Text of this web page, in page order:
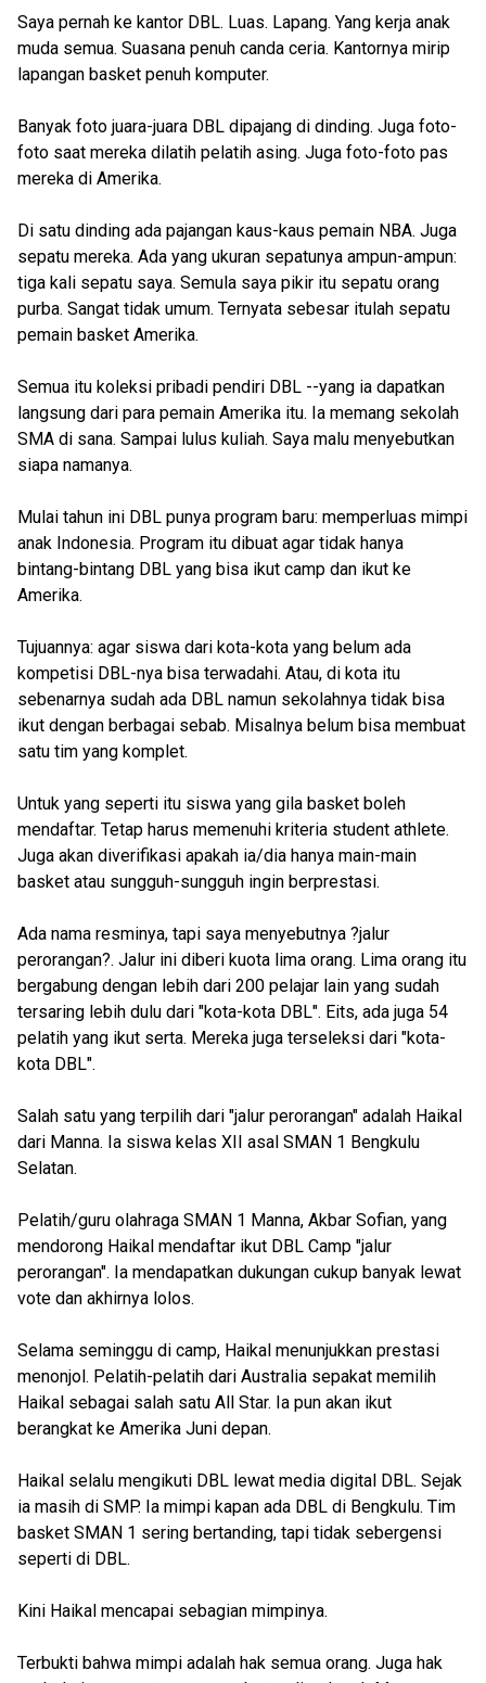
Saya pernah ke kantor DBL. Luas. Lapang. Yang kerja anak
muda semua. Suasana penuh canda ceria. Kantornya mirip
lapangan basket penuh komputer.
Banyak foto juara-juara DBL dipajang di dinding. Juga foto-
foto saat mereka dilatih pelatih asing. Juga foto-foto pas
mereka di Amerika.
Di satu dinding ada pajangan kaus-kaus pemain NBA. Juga
sepatu mereka. Ada yang ukuran sepatunya ampun-ampun:
tiga kali sepatu saya. Semula saya pikir itu sepatu orang
purba. Sangat tidak umum. Ternyata sebesar itulah sepatu
pemain basket Amerika.
Semua itu koleksi pribadi pendiri DBL --yang ia dapatkan
langsung dari para pemain Amerika itu. Ia memang sekolah
SMA di sana. Sampai lulus kuliah. Saya malu menyebutkan
siapa namanya.
Mulai tahun ini DBL punya program baru: memperluas mimpi
anak Indonesia. Program itu dibuat agar tidak hanya
bintang-bintang DBL yang bisa ikut camp dan ikut ke
Amerika.
Tujuannya: agar siswa dari kota-kota yang belum ada
kompetisi DBL-nya bisa terwadahi. Atau, di kota itu
sebenarnya sudah ada DBL namun sekolahnya tidak bisa
ikut dengan berbagai sebab. Misalnya belum bisa membuat
satu tim yang komplet.
Untuk yang seperti itu siswa yang gila basket boleh
mendaftar. Tetap harus memenuhi kriteria student athlete.
Juga akan diverifikasi apakah ia/dia hanya main-main
basket atau sungguh-sungguh ingin berprestasi.
Ada nama resminya, tapi saya menyebutnya ?jalur
perorangan?. Jalur ini diberi kuota lima orang. Lima orang itu
bergabung dengan lebih dari 200 pelajar lain yang sudah
tersaring lebih dulu dari "kota-kota DBL". Eits, ada juga 54
pelatih yang ikut serta. Mereka juga terseleksi dari "kota-
kota DBL".
Salah satu yang terpilih dari "jalur perorangan" adalah Haikal
dari Manna. Ia siswa kelas XII asal SMAN 1 Bengkulu
Selatan.
Pelatih/guru olahraga SMAN 1 Manna, Akbar Sofian, yang
mendorong Haikal mendaftar ikut DBL Camp "jalur
perorangan". Ia mendapatkan dukungan cukup banyak lewat
vote dan akhirnya lolos.
Selama seminggu di camp, Haikal menunjukkan prestasi
menonjol. Pelatih-pelatih dari Australia sepakat memilih
Haikal sebagai salah satu All Star. Ia pun akan ikut
berangkat ke Amerika Juni depan.
Haikal selalu mengikuti DBL lewat media digital DBL. Sejak
ia masih di SMP. Ia mimpi kapan ada DBL di Bengkulu. Tim
basket SMAN 1 sering bertanding, tapi tidak sebergensi
seperti di DBL.
Kini Haikal mencapai sebagian mimpinya.
Terbukti bahwa mimpi adalah hak semua orang. Juga hak